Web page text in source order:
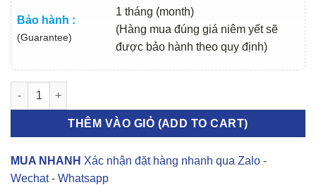
Bảo hành :
(Guarantee)
1 tháng (month)
(Hàng mua đúng giá niêm yết sẽ
được bảo hành theo quy định)
TY CHỐNG CỐP SAU MAZDA CX9 2007-2015 | TD1262620E số
THÊM VÀO GIỎ (ADD TO CART)
MUA NHANH Xác nhận đặt hàng nhanh qua Zalo -
Wechat - Whatsapp